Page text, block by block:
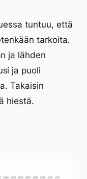
tuntuu, että
tarkoita.
ja lähden
ja puoli
Takaisin
hiestä.